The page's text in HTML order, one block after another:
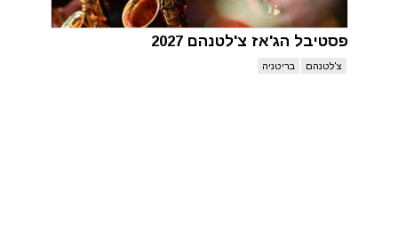
פסטיבל הג'אז צ'לטנהם 2027
צ'לטנהם בריטניה